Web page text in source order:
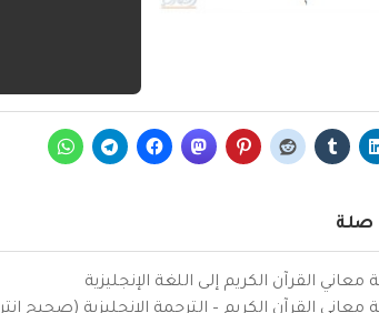
صلة
معاني القرآن الكريم إلى اللغة الإنجليزية